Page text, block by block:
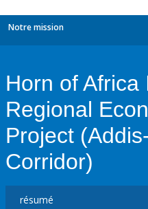
Notre mission
Horn of Africa
Regional
Project
Corridor)